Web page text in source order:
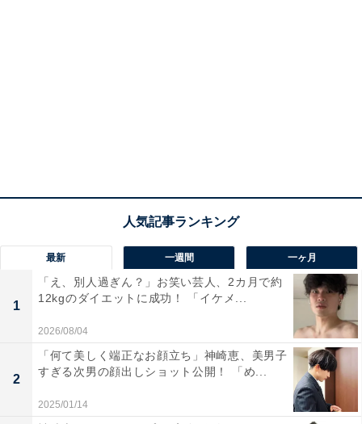
最新 一週間 一ヶ月
1
「え、別人過ぎん？」お笑い芸人、2カ月で約
12kgのダイエットに成功！ 「イケメ...
2026/08/04
2
「何て美しく端正なお顔立ち」神崎恵、美男子
すぎる次男の顔出しショット公開！ 「め...
2025/01/14